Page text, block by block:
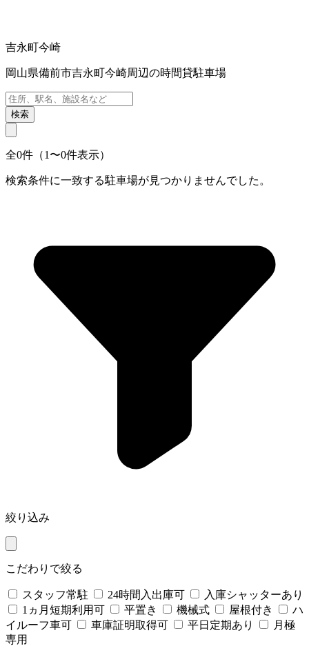
吉永町今崎
岡山県備前市吉永町今崎周辺の時間貸駐車場
検索
全0件（1〜0件表示）
検索条件に一致する駐車場が見つかりませんでした。
絞り込み
こだわりで絞る
スタッフ常駐 24時間入出庫可
入庫シャッターあり
1ヵ月短期利用可
平置き 機械式 屋根付き
ハ
イルーフ車可
車庫証明取得可 平日定期あり
月極
専用